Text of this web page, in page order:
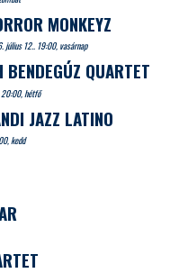
MONKEYZ
július 12.. 19:00, vasárnap
BENDEGÚZ QUARTET
hétfő
JAZZ LATINO
kedd